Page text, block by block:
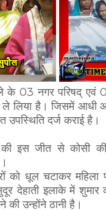
के 03 नगर परिषद् एवं
लिया है। जिसमें आधी
दर्ज कराई है।
की इस जीत से कोसी
धूल चटाकर महिला
देहाती इलाके में शुमार
उन्होंने ठानी है।